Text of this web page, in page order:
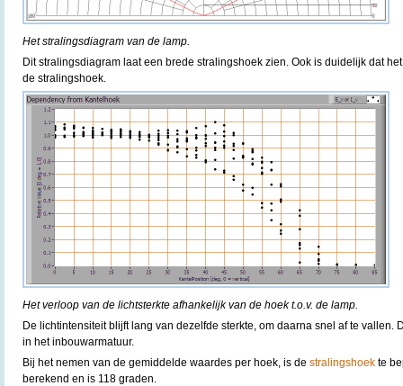
Het stralingsdiagram van de lamp.
Dit stralingsdiagram laat een brede stralingshoek zien. Ook is duidelijk dat
de stralingshoek.
Het verloop van de lichtsterkte afhankelijk van de hoek t.o.v. de lamp.
De lichtintensiteit blijft lang van dezelfde sterkte, om daarna snel af te vallen.
in het inbouwarmatuur.
Bij het nemen van de gemiddelde waardes per hoek, is de stralingshoek te
berekend en is 118 graden.